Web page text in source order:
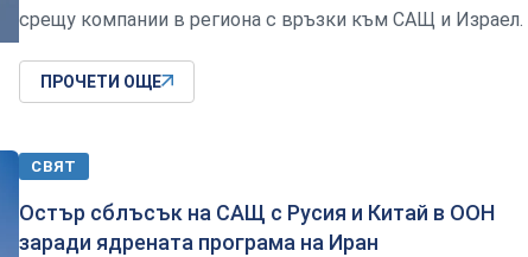
срещу компании в региона с връзки към САЩ и Израел.
ПРОЧЕТИ ОЩЕ
СВЯТ
Остър сблъсък на САЩ с Русия и Китай в ООН
заради ядрената програма на Иран